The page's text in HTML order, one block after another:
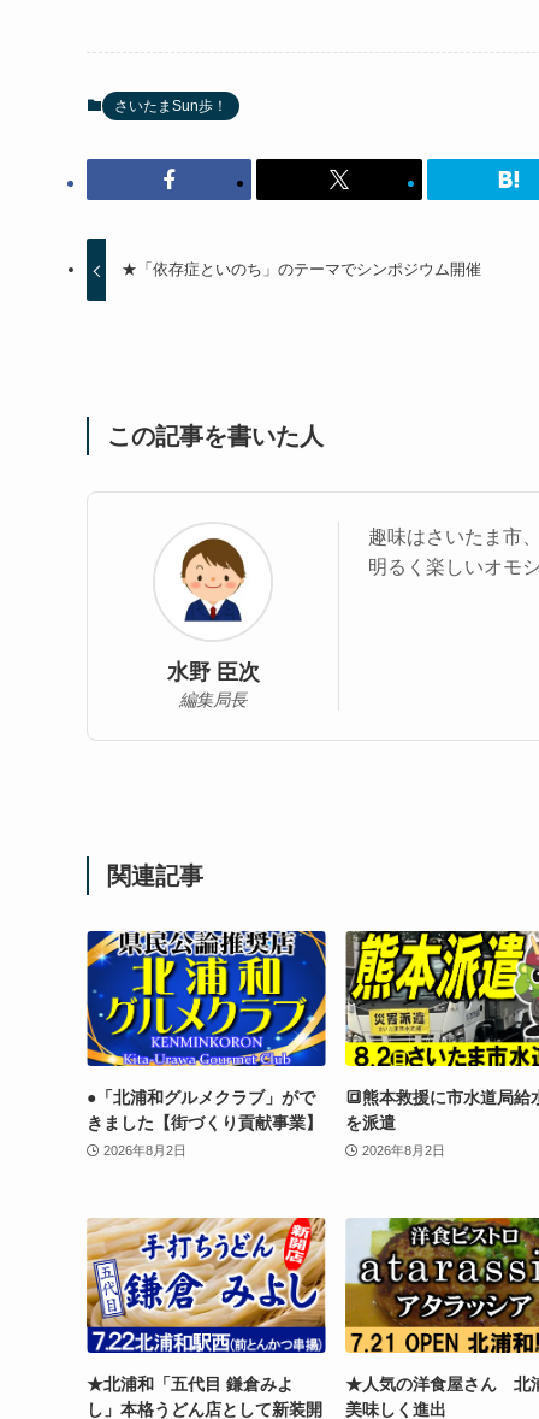
さいたまSun歩！
★「依存症といのち」のテーマでシンポジウム開催
この記事を書いた人
水野 臣次
編集局長
趣味はさいたま市
明るく楽しいオモ
関連記事
●「北浦和グルメクラブ」がで
きました【街づくり貢献事業】
2026年8月2日
🔳熊本救援に市水道局給
を派遣
2026年8月2日
★北浦和「五代目 鎌倉みよ
し」本格うどん店として新装開
★人気の洋食屋さん 北
美味しく進出